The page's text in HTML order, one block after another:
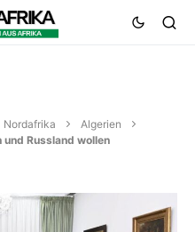
Nordafrika
Algerien
Russland wollen